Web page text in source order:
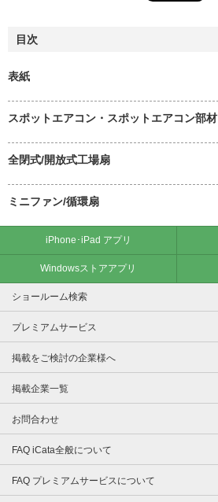
目次
表紙
スポットエアコン・スポットエアコン部材
全閉式/開放式工場扇
ミニファン/循環扇
iPhone･iPad アプリ
Windowsストアアプリ
ショールーム検索
プレミアムサービス
掲載をご検討の企業様へ
掲載企業一覧
お問合わせ
FAQ iCata全般について
FAQ プレミアムサービスについて